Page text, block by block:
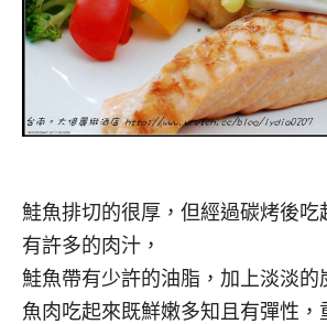
鮭魚排切的很厚，但經過碳烤後吃
有許多的肉汁，
鮭魚帶有少許的油脂，加上淡淡的
魚肉吃起來既鮮嫩多知且有彈性，